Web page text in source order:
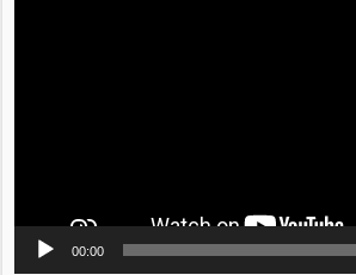
00:00